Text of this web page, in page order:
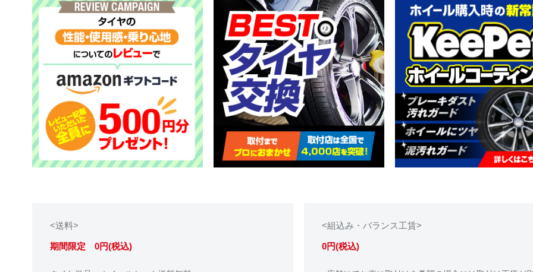
<送料>
期間限定 0円(税込)
<組込み・バランス工賃>
0円(税込)